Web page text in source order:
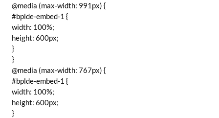
@media (max-width: 991px) {
#bplde-embed-1 {
width: 100%;
height: 600px;
}
}
@media (max-width: 767px) {
#bplde-embed-1 {
width: 100%;
height: 600px;
}